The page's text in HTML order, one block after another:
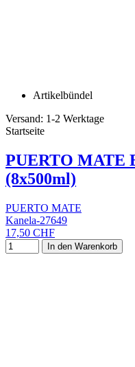
Artikelbündel
Versand: 1-2 Werktage
Startseite
PUERTO MATE
(8x500ml)
PUERTO MATE
Kanela-27649
17,50 CHF
In den Warenkorb